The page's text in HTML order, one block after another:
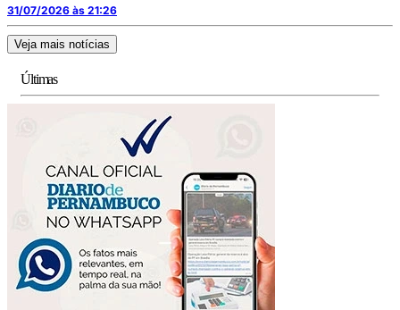
31/07/2026 às 21:26
Veja mais notícias
Últimas